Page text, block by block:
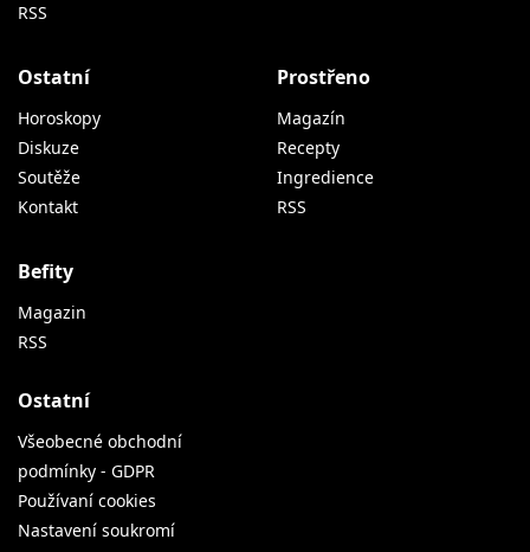
RSS
Ostatní
Horoskopy
Diskuze
Soutěže
Kontakt
Prostřeno
Magazín
Recepty
Ingredience
RSS
Befity
Magazin
RSS
Ostatní
Všeobecné obchodní
podmínky - GDPR
Používaní cookies
Nastavení soukromí